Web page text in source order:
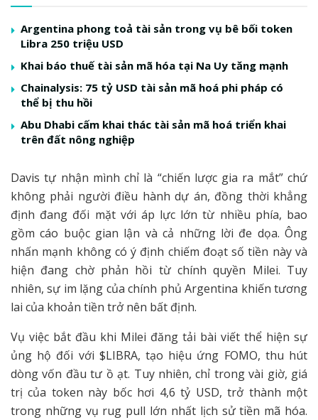
Argentina phong toả tài sản trong vụ bê bối token
Libra 250 triệu USD
Khai báo thuế tài sản mã hóa tại Na Uy tăng mạnh
Chainalysis: 75 tỷ USD tài sản mã hoá phi pháp có
thể bị thu hồi
Abu Dhabi cấm khai thác tài sản mã hoá triển khai
trên đất nông nghiệp
Davis tự nhận mình chỉ là “chiến lược gia ra mắt” chứ
không phải người điều hành dự án, đồng thời khẳng
định đang đối mặt với áp lực lớn từ nhiều phía, bao
gồm cáo buộc gian lận và cả những lời đe dọa. Ông
nhấn mạnh không có ý định chiếm đoạt số tiền này và
hiện đang chờ phản hồi từ chính quyền Milei. Tuy
nhiên, sự im lặng của chính phủ Argentina khiến tương
lai của khoản tiền trở nên bất định.
Vụ việc bắt đầu khi Milei đăng tải bài viết thể hiện sự
ủng hộ đối với $LIBRA, tạo hiệu ứng FOMO, thu hút
dòng vốn đầu tư ồ ạt. Tuy nhiên, chỉ trong vài giờ, giá
trị của token này bốc hơi 4,6 tỷ USD, trở thành một
trong những vụ rug pull lớn nhất lịch sử tiền mã hóa.